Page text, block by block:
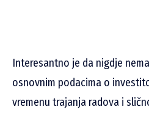
Interesantno je da nigdje
osnovnim podacima o
vremenu trajanja radova i